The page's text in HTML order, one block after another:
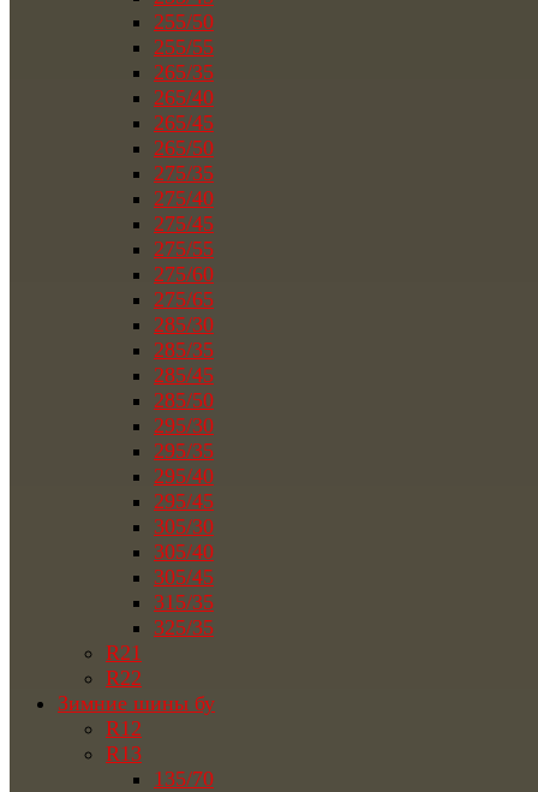
255/50
255/55
265/35
265/40
265/45
265/50
275/35
275/40
275/45
275/55
275/60
275/65
285/30
285/35
285/45
285/50
295/30
295/35
295/40
295/45
305/30
305/40
305/45
315/35
325/35
R21
R22
Зимние шины бу
R12
R13
135/70